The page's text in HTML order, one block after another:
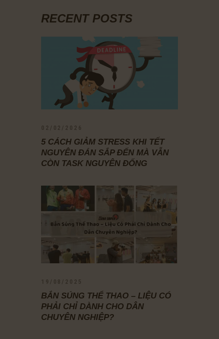
RECENT POSTS
02/02/2026
5 CÁCH GIẢM STRESS KHI TẾT
NGUYÊN ĐÁN SẮP ĐẾN MÀ VẪN
CÒN TASK NGUYÊN ĐỐNG
19/08/2025
BẮN SÚNG THỂ THAO – LIỆU CÓ
PHẢI CHỈ DÀNH CHO DÂN
CHUYÊN NGHIỆP?